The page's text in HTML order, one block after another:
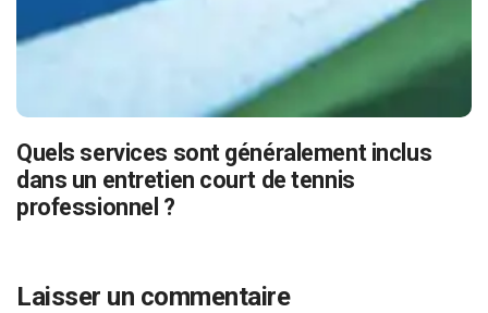
Quels services sont généralement inclus
dans un entretien court de tennis
professionnel ?
Laisser un commentaire